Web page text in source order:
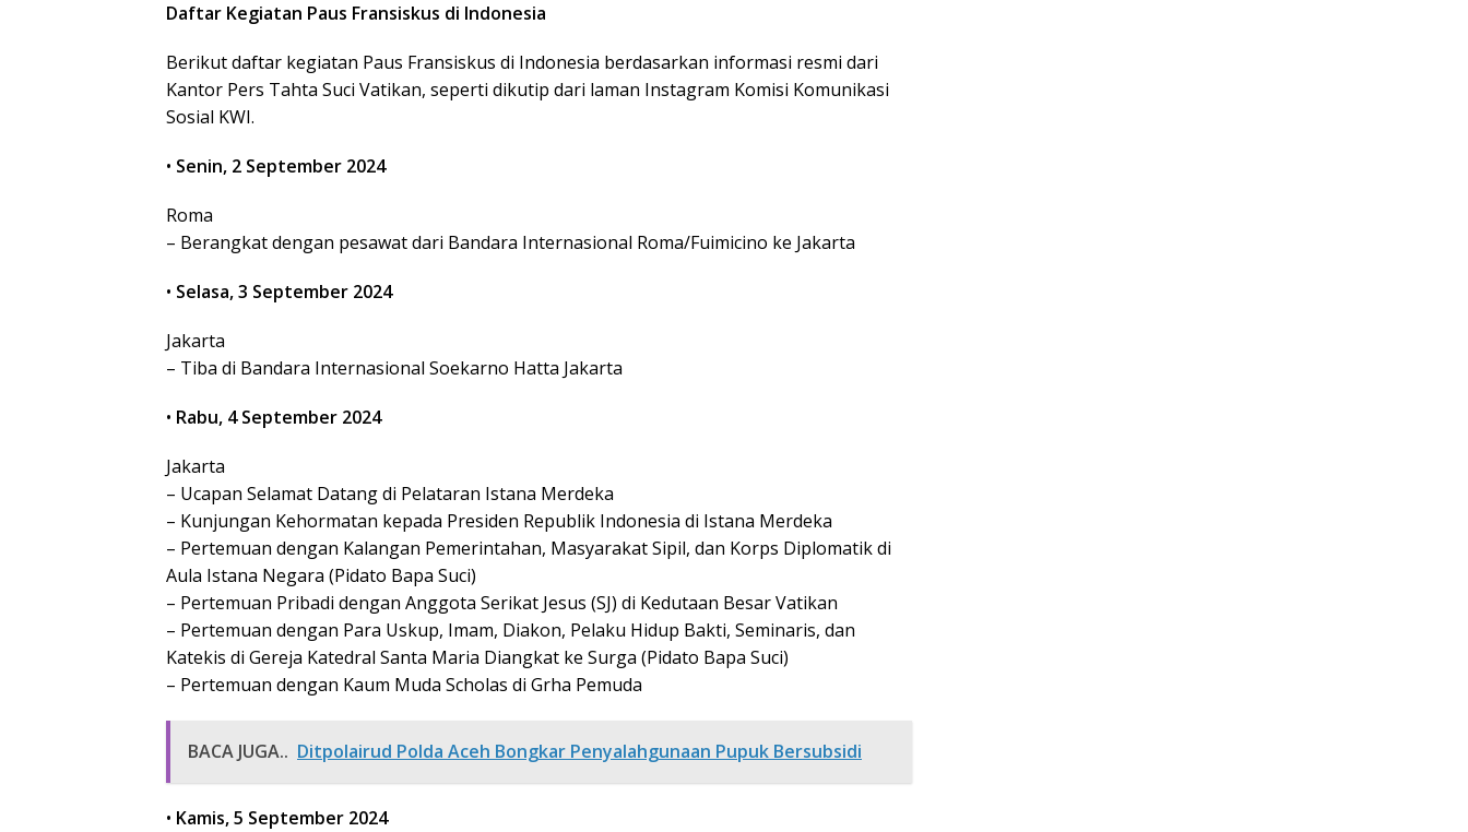
Daftar Kegiatan Paus Fransiskus di Indonesia
Berikut daftar kegiatan Paus Fransiskus di Indonesia berdasarkan informasi resmi dari
Kantor Pers Tahta Suci Vatikan, seperti dikutip dari laman Instagram Komisi Komunikasi
Sosial KWI.
• Senin, 2 September 2024
Roma
– Berangkat dengan pesawat dari Bandara Internasional Roma/Fuimicino ke Jakarta
• Selasa, 3 September 2024
Jakarta
– Tiba di Bandara Internasional Soekarno Hatta Jakarta
• Rabu, 4 September 2024
Jakarta
– Ucapan Selamat Datang di Pelataran Istana Merdeka
– Kunjungan Kehormatan kepada Presiden Republik Indonesia di Istana Merdeka
– Pertemuan dengan Kalangan Pemerintahan, Masyarakat Sipil, dan Korps Diplomatik di
Aula Istana Negara (Pidato Bapa Suci)
– Pertemuan Pribadi dengan Anggota Serikat Jesus (SJ) di Kedutaan Besar Vatikan
– Pertemuan dengan Para Uskup, Imam, Diakon, Pelaku Hidup Bakti, Seminaris, dan
Katekis di Gereja Katedral Santa Maria Diangkat ke Surga (Pidato Bapa Suci)
– Pertemuan dengan Kaum Muda Scholas di Grha Pemuda
BACA JUGA.. Ditpolairud Polda Aceh Bongkar Penyalahgunaan Pupuk Bersubsidi
• Kamis, 5 September 2024